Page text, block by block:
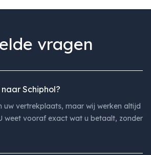
vragen
Schiphol?
uw vertrekplaats, maar wij werken altijd
weet vooraf exact wat u betaalt, zonder